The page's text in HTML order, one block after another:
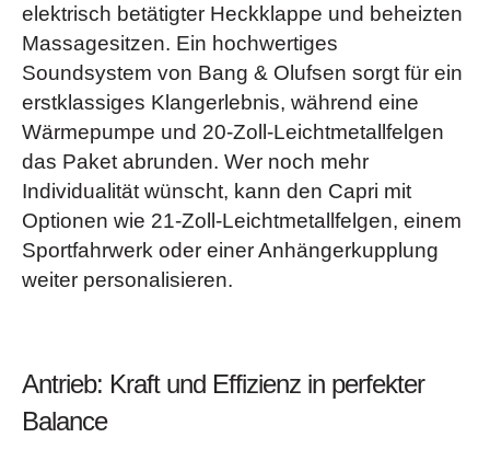
elektrisch betätigter Heckklappe und beheizten
Massagesitzen. Ein hochwertiges
Soundsystem von Bang & Olufsen sorgt für ein
erstklassiges Klangerlebnis, während eine
Wärmepumpe und 20-Zoll-Leichtmetallfelgen
das Paket abrunden. Wer noch mehr
Individualität wünscht, kann den Capri mit
Optionen wie 21-Zoll-Leichtmetallfelgen, einem
Sportfahrwerk oder einer Anhängerkupplung
weiter personalisieren.
Antrieb: Kraft und Effizienz in perfekter
Balance